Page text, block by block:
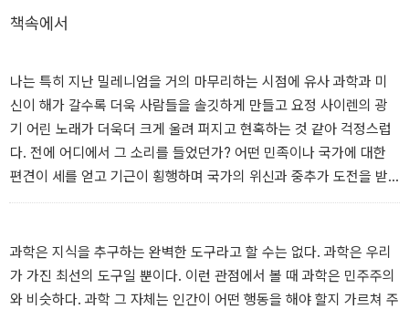
을 누구보다도 더 잘 이해하고 있던 칼 세이건은 유사 과학의 범람으
과학자들이 나서야 한다고 역설한다.
책속에서
나는 특히 지난 밀레니엄을 거의 마무리하는 시점에 유사 과학과 미
신이 해가 갈수록 더욱 사람들을 솔깃하게 만들고 요정 사이렌의 광
기 어린 노래가 더욱더 크게 울려 퍼지고 현혹하는 것 같아 걱정스럽
다. 전에 어디에서 그 소리를 들었던가? 어떤 민족이나 국가에 대한
편견이 세를 얻고 기근이 횡행하며 국가의 위신과 중추가 도전을 받
을 때, 우주 속에서 우리의 위치와 목적에 대해 번민할 때, 또는 우리
습관들이 우리를 지배하기 위해 손을 뻗는다.
촛불이 점차 희미해진다. 초의 작은 불꽃 웅덩이가 떨린다. 어둠이 모
인다. 악령들이 꿈틀거리기 시작한다.
과학은 지식을 추구하는 완벽한 도구라고 할 수는 없다. 과학은 우리
가 가진 최선의 도구일 뿐이다. 이런 관점에서 볼 때 과학은 민주주의
와 비슷하다. 과학 그 자체는 인간이 어떤 행동을 해야 할지 가르쳐 주